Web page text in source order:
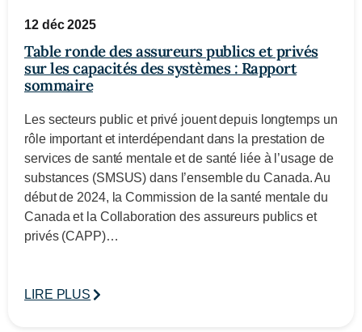
12 déc 2025
Table ronde des assureurs publics et privés
sur les capacités des systèmes : Rapport
sommaire
Les secteurs public et privé jouent depuis longtemps un
rôle important et interdépendant dans la prestation de
services de santé mentale et de santé liée à l’usage de
substances (SMSUS) dans l’ensemble du Canada. Au
début de 2024, la Commission de la santé mentale du
Canada et la Collaboration des assureurs publics et
privés (CAPP)…
LIRE PLUS